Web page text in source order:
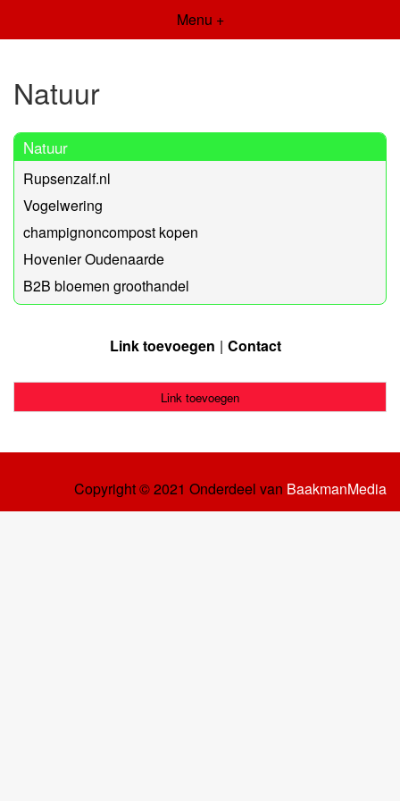
Menu +
Natuur
Natuur
Rupsenzalf.nl
Vogelwering
champignoncompost kopen
Hovenier Oudenaarde
B2B bloemen groothandel
Link toevoegen Contact
Link toevoegen
Copyright © 2021 Onderdeel van BaakmanMedia